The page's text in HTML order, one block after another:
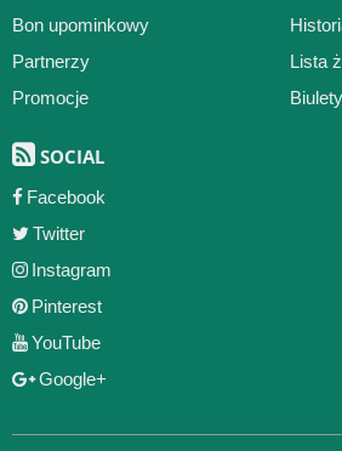
Bon upominkowy
Partnerzy
Promocje
Lista
SOCIAL
Facebook
Twitter
Instagram
Pinterest
YouTube
Google+